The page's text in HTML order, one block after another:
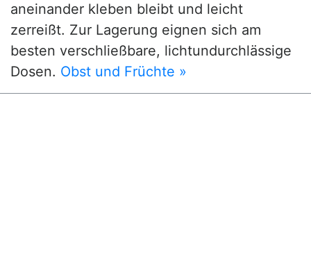
aneinander kleben bleibt und leicht
zerreißt. Zur Lagerung eignen sich am
besten verschließbare, lichtundurchlässige
Dosen. Obst und Früchte »